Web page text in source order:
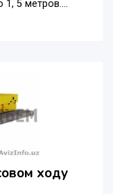
5 метров....
ходу